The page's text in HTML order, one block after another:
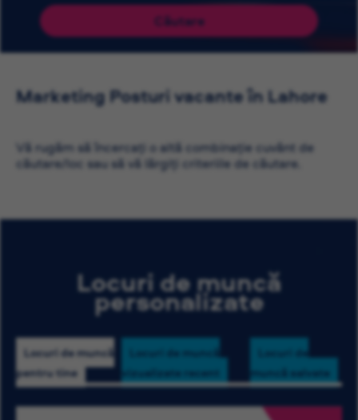
Căutare
Marketing Posturi vacante în Lahore
Vă rugăm să încercați o altă combinație cuvânt de
căutare/loc sau să vă lărgiți criteriile de căutare.
Locuri de muncă
personalizate
Locuri de muncă
pentru tine
Locuri de muncă
vizualizate recent
Locuri de
muncă salvate